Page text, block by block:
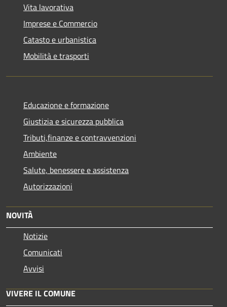
Vita lavorativa
Imprese e Commercio
Catasto e urbanistica
Mobilità e trasporti
Educazione e formazione
Giustizia e sicurezza pubblica
Tributi,finanze e contravvenzioni
Ambiente
Salute, benessere e assistenza
Autorizzazioni
NOVITÀ
Notizie
Comunicati
Avvisi
VIVERE IL COMUNE